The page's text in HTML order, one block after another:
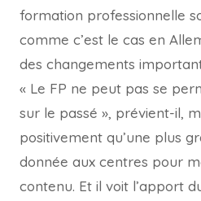
formation professionnelle
comme c’est le cas en
des changements
« Le FP ne peut pas se
sur le passé », prévient-il,
positivement qu’une plus
donnée aux centres pour
contenu. Et il voit l’apport